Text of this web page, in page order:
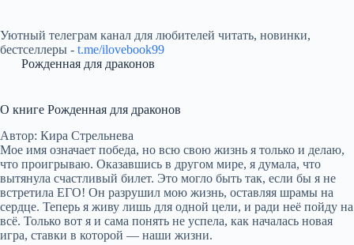
Уютный телеграм канал для любителей читать, новинки,
бестселлеры - t.me/ilovebook99
Рожденная для драконов
О книге Рожденная для драконов
Автор: Кира Стрельнева
Мое имя означает победа, но всю свою жизнь я только и делаю,
что проигрываю. Оказавшись в другом мире, я думала, что
вытянула счастливый билет. Это могло быть так, если бы я не
встретила ЕГО! Он разрушил мою жизнь, оставляя шрамы на
сердце. Теперь я живу лишь для одной цели, и ради неё пойду на
всё. Только вот я и сама понять не успела, как началась новая
игра, ставки в которой — наши жизни.